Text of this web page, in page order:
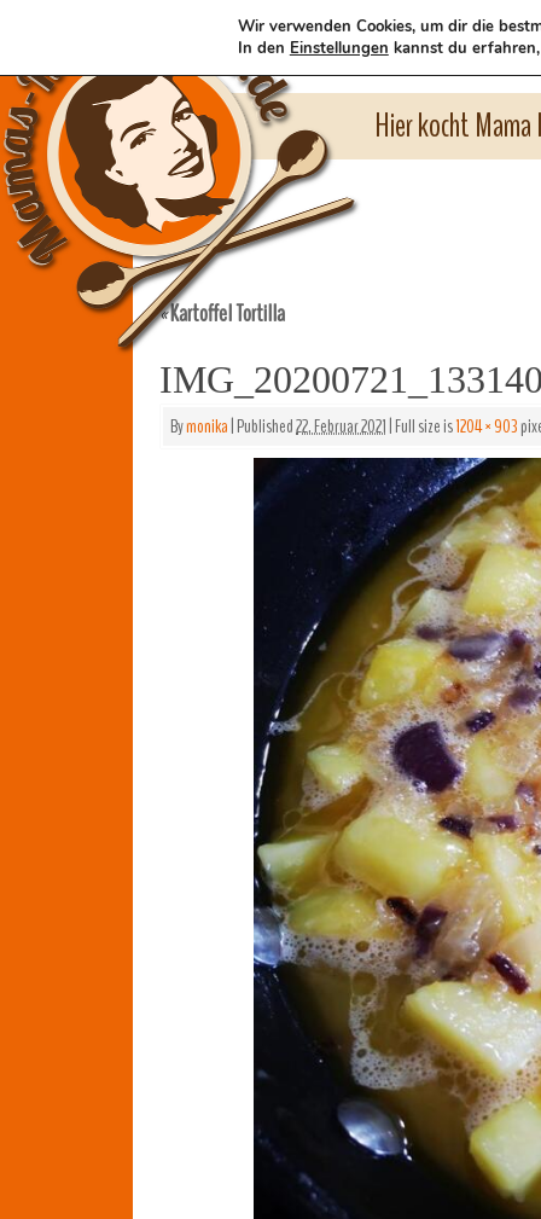
Hier kocht
«Kartoffel Tortilla
Bymonika|Published22. Februar 2021|Full size is1204 × 903
Wir verwenden Cookies, um dir die
In den Einstellungen kannst du